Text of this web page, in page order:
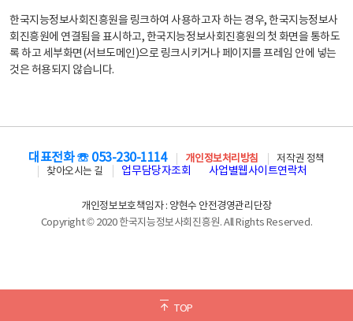
한국지능정보사회진흥원을 링크하여 사용하고자 하는 경우, 한국지능정보사
회진흥원에 연결됨을 표시하고, 한국지능정보사회진흥원의 첫 화면을 통하도
록 하고 세부화면(서브도메인)으로 링크시키거나 페이지를 프레임 안에 넣는
것은 허용되지 않습니다.
TOP
대표전화 ☏ 053-230-1114 개인정보처리방침
저작권 정책
찾아오시는 길
업무담당자조회 사업별웹사이트연락처
개인정보보호책임자 : 양현수 안전경영관리단장
Copyright © 2020 한국지능정보사회진흥원. All Rights Reserved.